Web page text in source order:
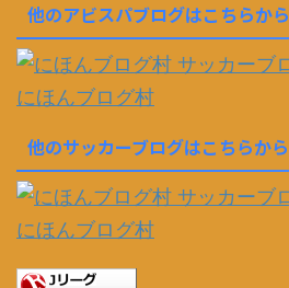
他のアビスパブログはこちらから
にほんブログ村
他のサッカーブログはこちらから
にほんブログ村